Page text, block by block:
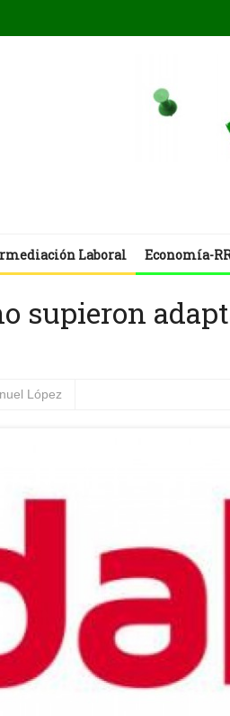
Laboral Economía-
supieron
López